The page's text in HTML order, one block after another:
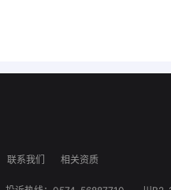
联系我们 相关资质